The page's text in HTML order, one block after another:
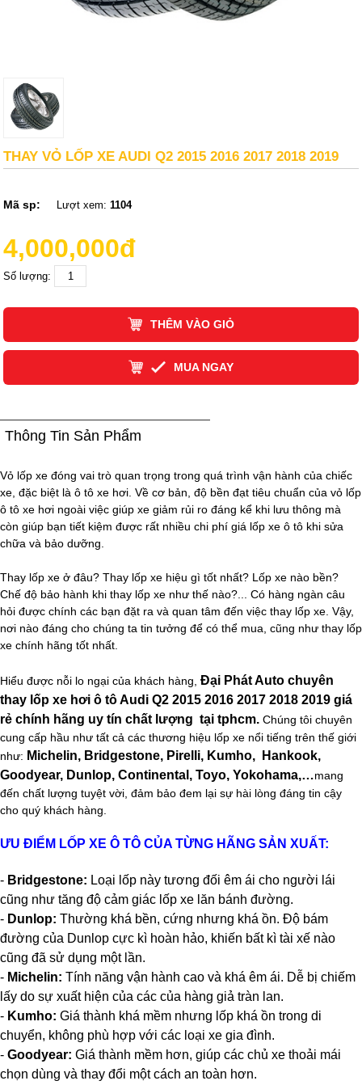
THAY VỎ LỐP XE AUDI Q2 2015 2016 2017 2018 2019
Mã sp: Lượt xem:1104
4,000,000đ
Số lượng:
THÊM VÀO GIỎ
MUA NGAY
Thông Tin Sản Phẩm
Vỏ lốp xe đóng vai trò quan trọng trong quá trình vận hành của chiếc
xe, đặc biệt là ô tô xe hơi. Về cơ bản, độ bền đạt tiêu chuẩn của vỏ lốp
ô tô xe hơi ngoài việc giúp xe giảm rủi ro đáng kể khi lưu thông mà
còn giúp bạn tiết kiệm được rất nhiều chi phí giá lốp xe ô tô khi sửa
chữa và bảo dưỡng.
Thay lốp xe ở đâu? Thay lốp xe hiệu gì tốt nhất? Lốp xe nào bền?
Chế độ bảo hành khi thay lốp xe như thế nào?... Có hàng ngàn câu
hỏi được chính các bạn đặt ra và quan tâm đến việc thay lốp xe. Vậy,
nơi nào đáng cho chúng ta tin tưởng để có thể mua, cũng như thay lốp
xe chính hãng tốt nhất.
Hiểu được nỗi lo ngại của khách hàng, Đại Phát Auto chuyên
thay lốp xe hơi ô tô Audi Q2 2015 2016 2017 2018 2019 giá
rẻ chính hãng uy tín chất lượng tại tphcm. Chúng tôi chuyên
cung cấp hầu như tất cả các thương hiệu lốp xe nổi tiếng trên thế giới
như: Michelin, Bridgestone, Pirelli, Kumho, Hankook,
Goodyear, Dunlop, Continental, Toyo, Yokohama,…mang
đến chất lượng tuyệt vời, đảm bảo đem lại sự hài lòng đáng tin cậy
cho quý khách hàng.
ƯU ĐIỂM LỐP XE Ô TÔ CỦA TỪNG HÃNG SẢN XUẤT:
- Bridgestone: Loại lốp này tương đối êm ái cho người lái
cũng như tăng độ cảm giác lốp xe lăn bánh đường.
- Dunlop: Thường khá bền, cứng nhưng khá ồn. Độ bám
đường của Dunlop cực kì hoàn hảo, khiến bất kì tài xế nào
cũng đã sử dụng một lần.
- Michelin: Tính năng vận hành cao và khá êm ái. Dễ bị chiếm
lấy do sự xuất hiện của các của hàng giả tràn lan.
- Kumho: Giá thành khá mềm nhưng lốp khá ồn trong di
chuyển, không phù hợp với các loại xe gia đình.
- Goodyear: Giá thành mềm hơn, giúp các chủ xe thoải mái
chọn dùng và thay đổi một cách an toàn hơn.